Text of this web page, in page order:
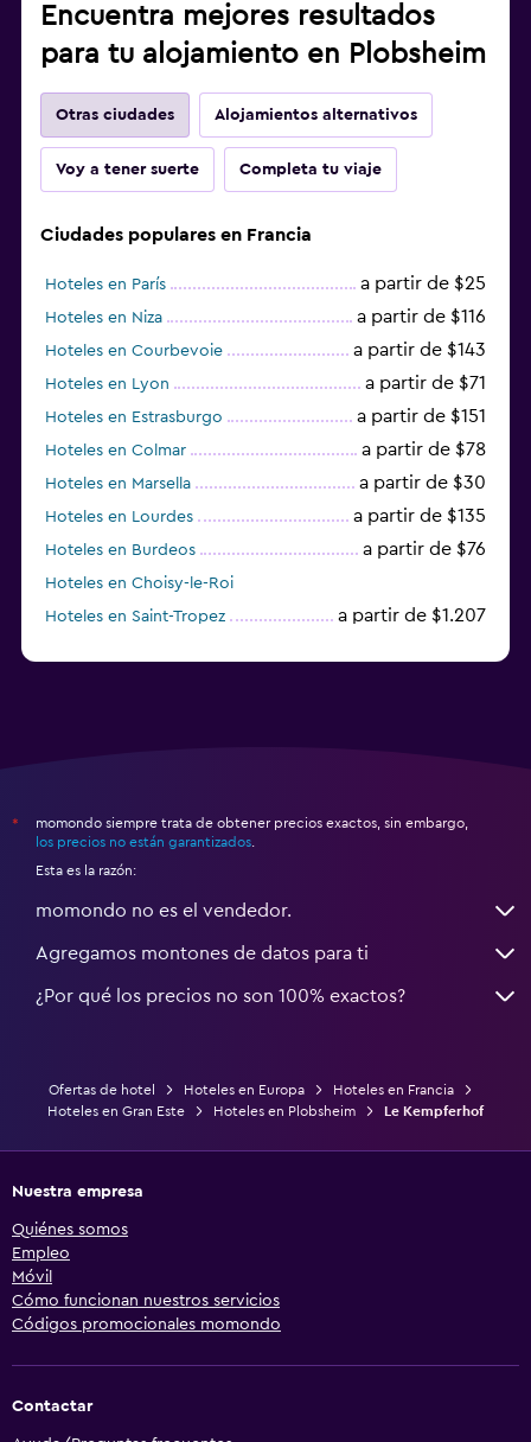
Encuentra mejores resultados
para tu alojamiento en Plobsheim
Otras ciudades Alojamientos alternativos
Voy a tener suerte Completa tu viaje
Ciudades populares en Francia
Hoteles en París a partir de $25
Hoteles en Niza a partir de $116
Hoteles en Courbevoie a partir de $143
Hoteles en Lyon a partir de $71
Hoteles en Estrasburgo a partir de $151
Hoteles en Colmar a partir de $78
Hoteles en Marsella a partir de $30
Hoteles en Lourdes a partir de $135
Hoteles en Burdeos a partir de $76
Hoteles en Choisy-le-Roi
Hoteles en Saint-Tropez
a partir de $1.207
*
momondo siempre trata de obtener precios exactos, sin embargo,
los precios no están garantizados
Esta es la razón:
momondo no es el vendedor.
Agregamos montones de datos para ti
¿Por qué los precios no son 100% exactos?
Ofertas de hotel Hoteles en Europa
Hoteles en Francia
Hoteles en Gran Este
Hoteles en Plobsheim Le Kempferhof
Nuestra empresa
Quiénes somos
Empleo
Móvil
Cómo funcionan nuestros servicios
Códigos promocionales momondo
Contactar